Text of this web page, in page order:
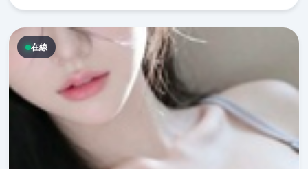
在線